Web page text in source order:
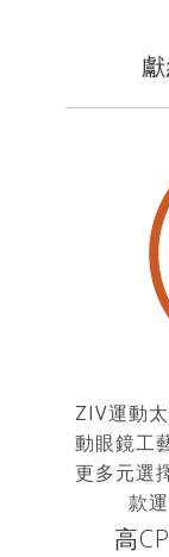
ZIV運動
動眼鏡工
更多元選
款
高